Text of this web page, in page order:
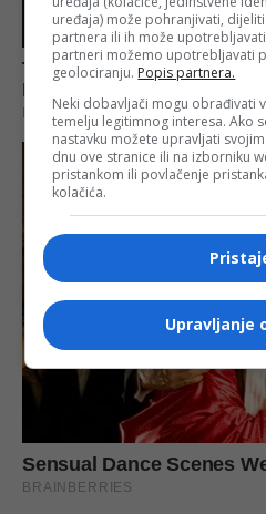
uređaja) može pohranjivati,
partnera ili ih može
partneri možemo upotrebljavati
geolociranju. Popis partnera.
Neki dobavljači mogu obrađivati
temelju legitimnog interesa. Ako
nastavku možete upravljati
dnu ove stranice ili na izborniku
pristankom ili povlačenje
kolačića.
Upravljanje